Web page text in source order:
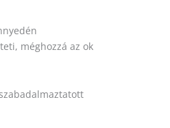
méghozzá az ok